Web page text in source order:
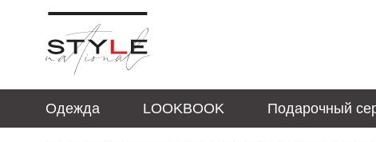
Одежда LOOKBOOK Подарочный